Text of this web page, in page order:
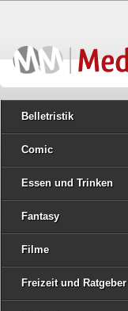
Belletristik
Comic
Essen und Trinken
Fantasy
Filme
Freizeit und Ratgeber